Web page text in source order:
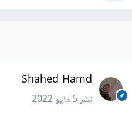
Shahed Hamd
نشر5 مايو 2022